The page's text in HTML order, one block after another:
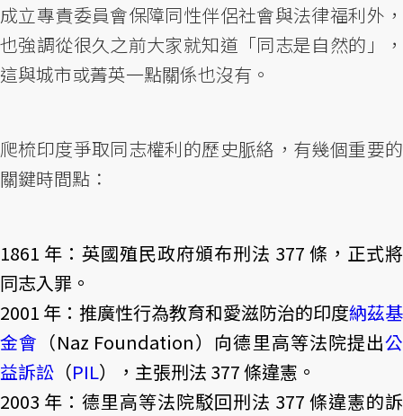
成立專責委員會保障同性伴侶社會與法律福利外，
也強調從很久之前大家就知道「同志是自然的」，
這與城市或菁英一點關係也沒有。
爬梳印度爭取同志權利的歷史脈絡，有幾個重要的
關鍵時間點：
1861 年：英國殖民政府頒布刑法 377 條，正式將
同志入罪。
2001 年：推廣性行為教育和愛滋防治的印度納茲基
金會 （Naz Foundation）向德里高等法院提出公
益訴訟 （PIL），主張刑法 377 條違憲。
2003 年：德里高等法院駁回刑法 377 條違憲的訴